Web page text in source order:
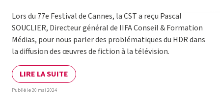
Lors du 77e Festival de Cannes, la CST a reçu Pascal
SOUCLIER, Directeur général de IIFA Conseil & Formation
Médias, pour nous parler des problématiques du HDR dans
la diffusion des œuvres de fiction à la télévision.
LIRE LA SUITE
Publié le 20 mai 2024